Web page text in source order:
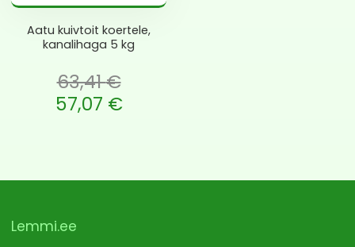
Aatu kuivtoit koertele,
kanalihaga 5 kg
63,41€
63,41 €.
57,07 €
Lemmi.ee